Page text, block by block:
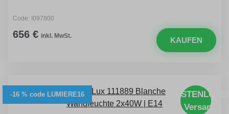
Code: I097800
656 € inkl. MwSt. KAUFEN
-16 % code LUMIERE16
Versand